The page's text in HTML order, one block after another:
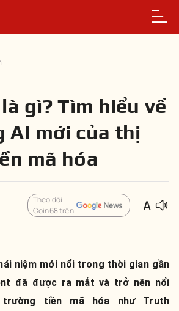
gì? Tìm hiểu về
AI mới của thị
mã hóa
Theo dõi
Coin68 trên
niệm mới nổi trong thời gian gần
đã được ra mắt và trở nên nổi
tiền mã hóa như Truth